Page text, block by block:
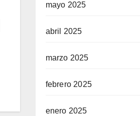
mayo 2025
abril 2025
marzo 2025
febrero 2025
enero 2025